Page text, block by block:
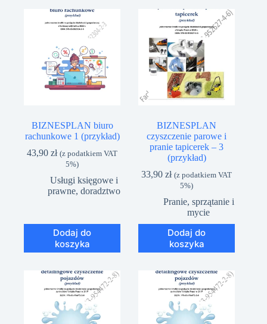
BIZNESPLAN biuro
rachunkowe 1 (przykład)
43,90zł (z podatkiem VAT
5%)
Usługi księgowe i
prawne, doradztwo
Dodaj do
koszyka
BIZNESPLAN
czyszczenie parowe i
pranie tapicerek – 3
(przykład)
33,90zł (z podatkiem VAT
5%)
Pranie, sprzątanie i
mycie
Dodaj do
koszyka